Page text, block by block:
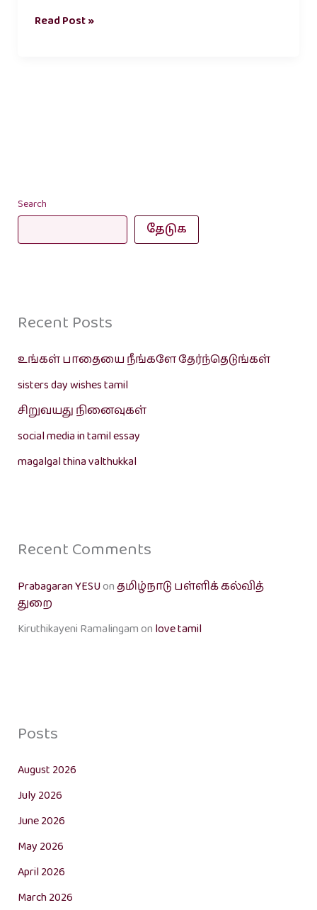
Read Post »
Search
தேடுக
Recent Posts
உங்கள் பாதையை நீங்களே தேர்ந்தெடுங்கள்
sisters day wishes tamil
சிறுவயது நினைவுகள்
social media in tamil essay
magalgal thina valthukkal
Recent Comments
Prabagaran YESUonதமிழ்நாடு பள்ளிக் கல்வித்
துறை
Kiruthikayeni Ramalingamon love tamil
Posts
August 2026
July 2026
June 2026
May 2026
April 2026
March 2026